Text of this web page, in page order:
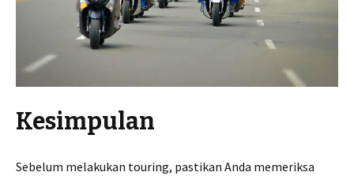
Kesimpulan
Sebelum melakukan touring, pastikan Anda memeriksa